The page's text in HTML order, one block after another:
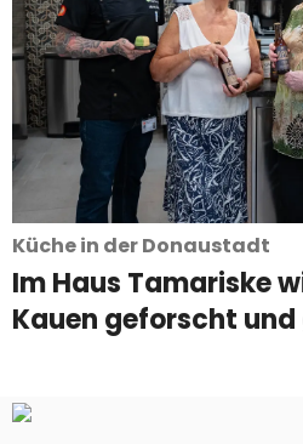
Küche in der Donaustadt
Im Haus Tamariske
Kauen geforscht